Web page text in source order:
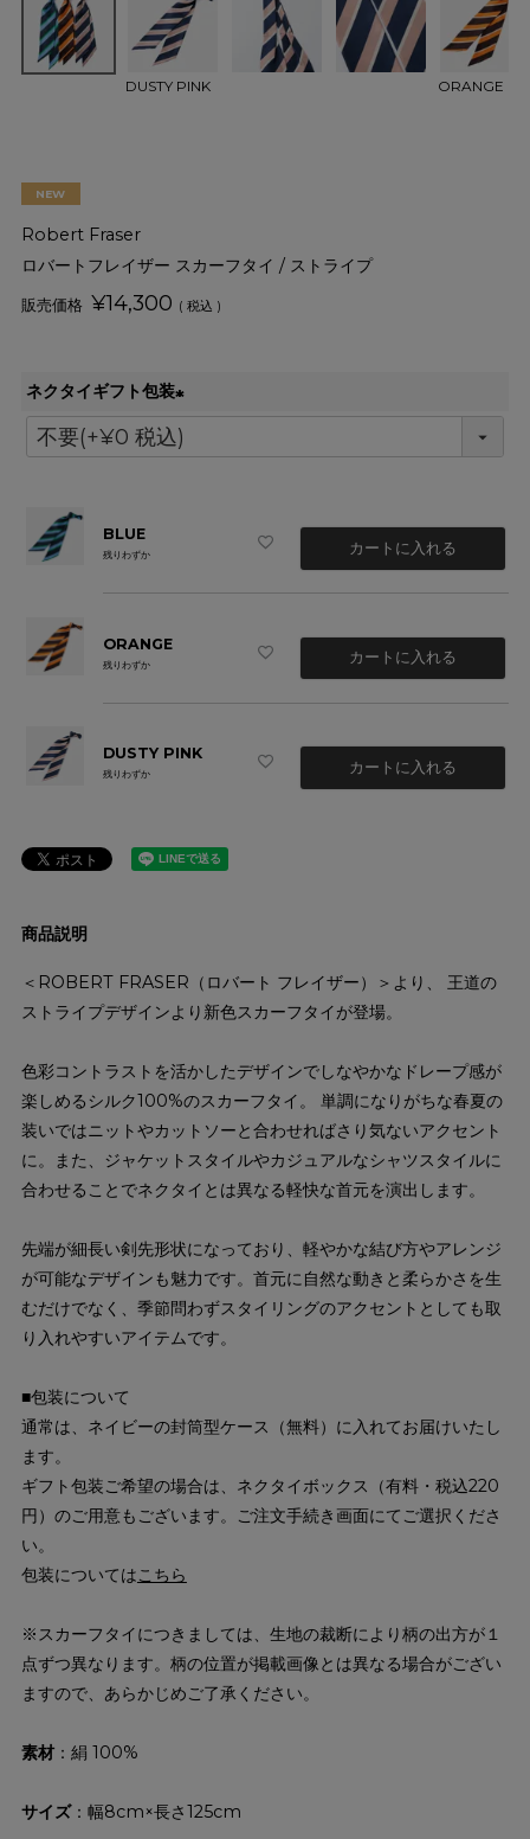
DUSTY PINK ORANGE
NEW
Robert Fraser
ロバートフレイザー スカーフタイ / ストライプ
¥14,300 税込
ネクタイギフト包装
(
必
BLUE
残りわずか カートに入れる
ORANGE
残りわずか カートに入れる
DUSTY PINK
残りわずか カートに入れる
商品説明
＜ROBERT FRASER（ロバート フレイザー）＞より、 王道の
ストライプデザインより新色スカーフタイが登場。
色彩コントラストを活かしたデザインでしなやかなドレープ感が
楽しめるシルク100%のスカーフタイ。 単調になりがちな春夏の
装いではニットやカットソーと合わせればさり気ないアクセント
に。また、ジャケットスタイルやカジュアルなシャツスタイルに
合わせることでネクタイとは異なる軽快な首元を演出します。
先端が細長い剣先形状になっており、軽やかな結び方やアレンジ
が可能なデザインも魅力です。首元に自然な動きと柔らかさを生
むだけでなく、季節問わずスタイリングのアクセントとしても取
り入れやすいアイテムです。
■包装について
通常は、ネイビーの封筒型ケース（無料）に入れてお届けいたし
ます。
ギフト包装ご希望の場合は、ネクタイボックス（有料・税込220
円）のご用意もございます。ご注文手続き画面にてご選択くださ
い。
包装についてはこちら
※スカーフタイにつきましては、生地の裁断により柄の出方が１
点ずつ異なります。柄の位置が掲載画像とは異なる場合がござい
ますので、あらかじめご了承ください。
素材：絹 100%
サイズ：幅8cm×長さ125cm